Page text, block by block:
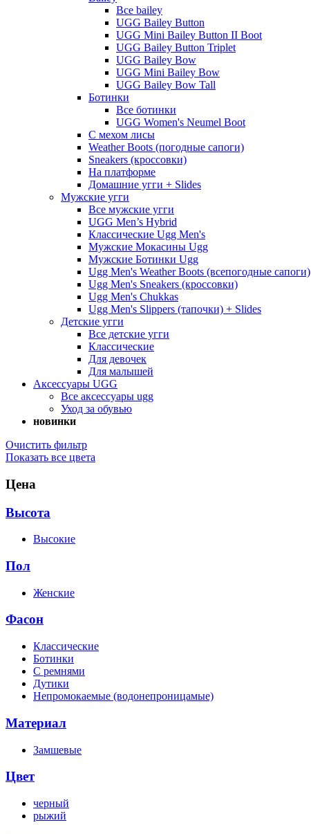
Все bailey
UGG Bailey Button
UGG Mini Bailey Button II Boot
UGG Bailey Button Triplet
UGG Bailey Bow
UGG Mini Bailey Bow
UGG Bailey Bow Tall
Ботинки
Все ботинки
UGG Women's Neumel Boot
С мехом лисы
Weather Boots (погодные сапоги)
Sneakers (кроссовки)
На платформе
Домашние угги + Slides
Мужские угги
Все мужские угги
UGG Men’s Hybrid
Классические Ugg Men's
Мужские Мокасины Ugg
Мужские Ботинки Ugg
Ugg Men's Weather Boots (всепогодные сапоги)
Ugg Men's Sneakers (кроссовки)
Ugg Men's Chukkas
Ugg Men's Slippers (тапочки) + Slides
Детские угги
Все детские угги
Классические
Для девочек
Для малышей
Аксессуары UGG
Все аксессуары ugg
Уход за обувью
новинки
Очистить фильтр
Показать все цвета
Цена
Высота
Высокие
Пол
Женские
Фасон
Классические
Ботинки
С ремнями
Дутики
Непромокаемые (водонепроницамые)
Материал
Замшевые
Цвет
черный
рыжий